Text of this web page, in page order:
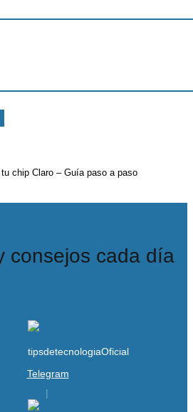
chip Claro – Guía paso a paso
consejos cada día
Telegram